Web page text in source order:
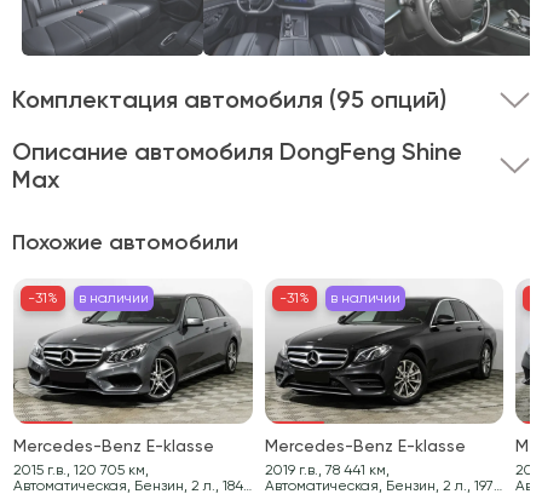
Комплектация автомобиля (95 опций)
Описание автомобиля DongFeng Shine
Max
Представляем вашему вниманию DongFeng Shine
двигателем объёмом 1.5 литра.
Передний привод в сочетании с мощностью 140 л.с.
обеспечивает уверенную динамику и отличную
управляемость на любом дорожном покрытии.
Автомобиль без пробега и представлен в стильном
белом цвете.
Похожие автомобили
в наличии
-31% в наличии
-31%
Mercedes-Benz E-klasse
2015 г.в., 120 705 км,
Автоматическая, Бензин, 2 л., 184
в наличии
-31%
Mercedes-Benz E-klasse
2019 г.в., 78 441 км,
Автоматическая, Бензин, 2 л., 197
2019